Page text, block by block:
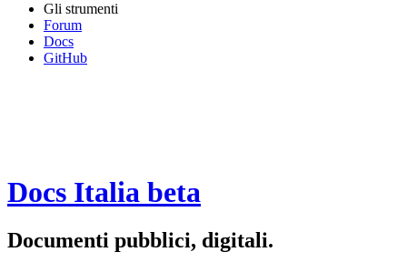
Gli strumenti
Forum
Docs
GitHub
Docs Italia beta
Documenti pubblici, digitali.